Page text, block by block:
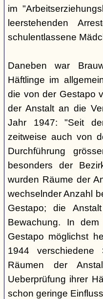
im
leerstehenden
schulentlassene
Daneben war
Häftlinge im
die von der Gestapo
der Anstalt an die
Jahr 1947: "Seit
zeitweise auch von
Durchführung
besonders der
wurden Räume der
wechselnder Anzahl
Gestapo; die
Bewachung. In
Gestapo möglichst
1944
Räumen der
Ueberprüfung ihrer
schon geringe